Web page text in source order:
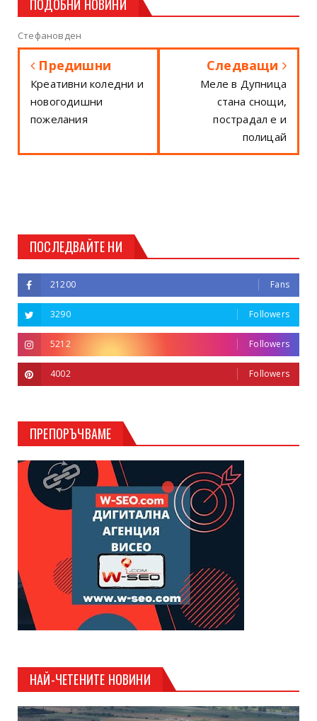
ПОДОБНИ НОВИНИ
Стефановден
Предишни
Креативни коледни и
новогодишни
пожелания
Следващи
Меле в Дупница
стана снощи,
пострадал е и
полицай
ПОСЛЕДВАЙТЕ НИ
21200 Fans
3290 Followers
5212 Followers
4002 Followers
ПРЕПОРЪЧВАМЕ
НАЙ-ЧЕТЕНИТЕ НОВИНИ